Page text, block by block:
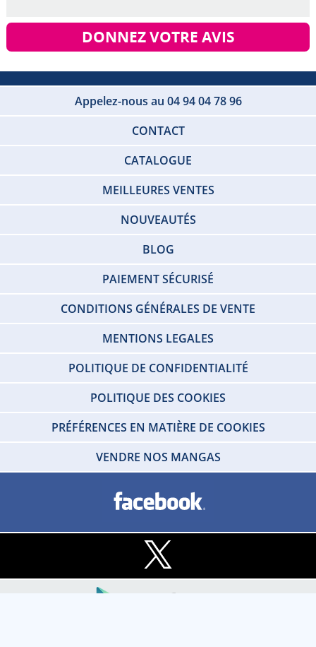
DONNEZ VOTRE AVIS
Appelez-nous au 04 94 04 78 96
CONTACT
CATALOGUE
MEILLEURES VENTES
NOUVEAUTÉS
BLOG
PAIEMENT SÉCURISÉ
CONDITIONS GÉNÉRALES DE VENTE
MENTIONS LEGALES
POLITIQUE DE CONFIDENTIALITÉ
POLITIQUE DES COOKIES
PRÉFÉRENCES EN MATIÈRE DE COOKIES
VENDRE NOS MANGAS